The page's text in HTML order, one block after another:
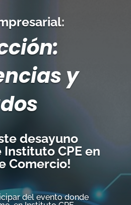
y
desayuno
CPE en
Comercio!
del evento donde